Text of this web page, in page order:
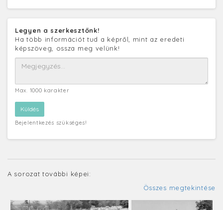
Legyen a szerkesztőnk!
Ha több információt tud a képről, mint az eredeti
képszöveg, ossza meg velünk!
Max. 1000 karakter
Bejelentkezés szükséges!
A sorozat további képei:
Összes megtekintése